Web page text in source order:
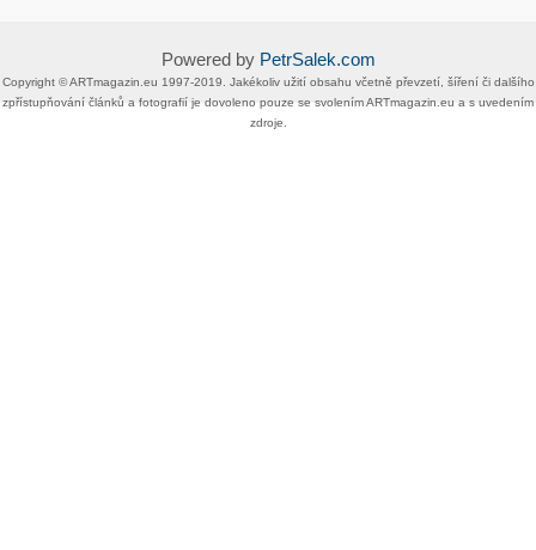
Powered by PetrSalek.com
Copyright ©​ ​​ARTmagazin.eu ​1997-2019​.​ Jakékoliv užití obsahu včetně převzetí, šíření či dalšího
zpřístupňování článků a fotografií je dovoleno pouze se svolením ​ARTmagazin.eu​ ​a s uvedením
zdroje.